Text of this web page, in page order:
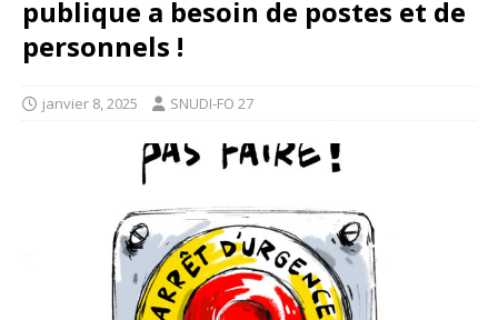
publique a besoin de postes et de
personnels !
janvier 8, 2025 SNUDI-FO 27